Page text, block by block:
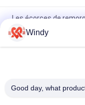
Les écorces de
construites avec des
conformes aux
longévité
résistance aux
Windy
Good day, what